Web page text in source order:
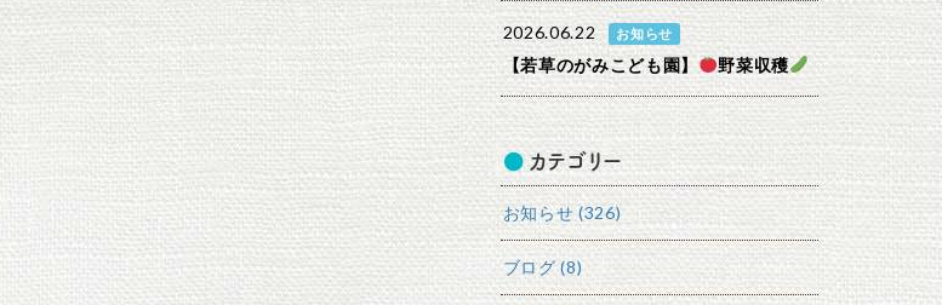
2026.06.22 お知らせ
【若草のがみこども園】 野菜収穫
カテゴリー
お知らせ (326)
ブログ (8)